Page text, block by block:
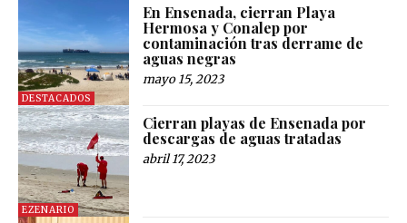
DESTACADOS
En Ensenada, cierran Playa
Hermosa y Conalep por
contaminación tras derrame de
aguas negras
mayo 15, 2023
EZENARIO
Cierran playas de Ensenada por
descargas de aguas tratadas
abril 17, 2023